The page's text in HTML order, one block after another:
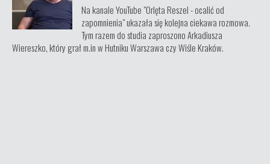
Na kanale YouTube "Orlęta Reszel - ocalić od
zapomnienia" ukazała się kolejna ciekawa rozmowa.
Tym razem do studia zaproszono Arkadiusza
Wiereszko, który grał m.in w Hutniku Warszawa czy Wiśle Kraków.